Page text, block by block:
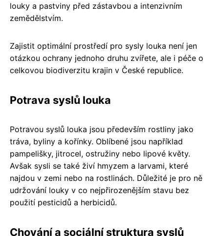
louky a pastviny před zástavbou a intenzivním
zemědělstvím.
Zajistit optimální prostředí pro sysly louka není jen
otázkou ochrany jednoho druhu zvířete, ale i péče o
celkovou biodiverzitu krajin v České republice.
Potrava syslů louka
Potravou syslů louka jsou především rostliny jako
tráva, byliny a kořínky. Oblíbené jsou například
pampelišky, jitrocel, ostružiny nebo lipové květy.
Avšak sysli se také živí hmyzem a larvami, které
najdou v zemi nebo na rostlinách. Důležité je pro ně
udržování louky v co nejpřirozenějším stavu bez
použití pesticidů a herbicidů.
Chování a sociální struktura syslů